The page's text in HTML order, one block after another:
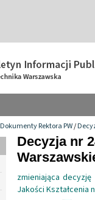
Dokumenty Rektora PW/
Decyzja nr
zmieniająca
Jakości Kształcenia